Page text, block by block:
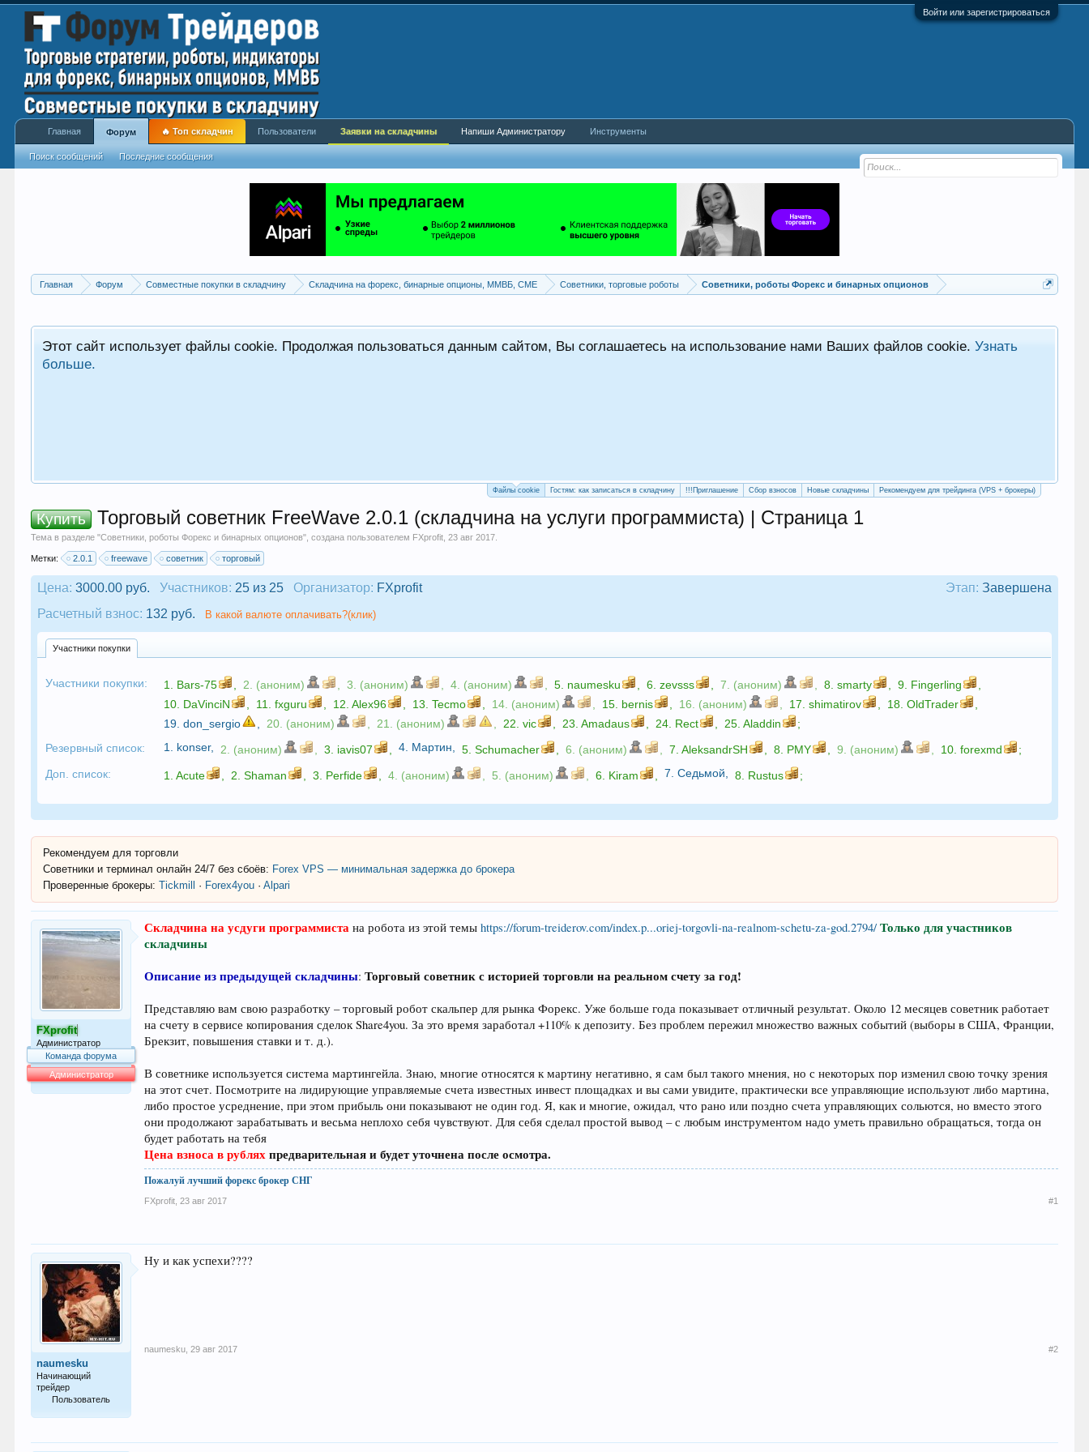
Войти или зарегистрироваться
Главная Форум Совместные покупки в складчину Складчина на форекс, бинарные опционы, ММВБ, CME Советники, торговые роботы Советники, роботы Форекс и бинарных опционов
Этот сайт использует файлы cookie. Продолжая пользоваться данным сайтом, Вы соглашаетесь на использование нами Ваших файлов cookie.Узнать
больше.
Файлы cookie Гостям: как записаться в складчину !!!Приглашение Сбор взносов Новые складчины Рекомендуем для трейдинга (VPS + брокеры)
Купить Торговый советник FreeWave 2.0.1 (складчина на услуги программиста) | Страница 1
Тема в разделе "Советники, роботы Форекс и бинарных опционов", создана пользователем FXprofit ,23 авг 2017
Метки: 2.0.1 freewave советник торговый
Этап: Завершена
Цена: 3000.00 руб. Участников: 25 из 25 Организатор: FXprofit
Расчетный взнос: 132 руб. В какой валюте оплачивать?(клик)
Участники покупки
Участники покупки: 1. Bars-75 2. (аноним) 3. (аноним) 4. (аноним) 5. naumesku 6.zevsss 7. (аноним) 8.smarty 9. Fingerling
10. DaVinciN 11.fxguru 12.Alex96 13.Tecmo 14. (аноним) 15. bernis 16. (аноним) 17.shimatirov 18.OldTrader
19.don_sergio 20. (аноним) 21. (аноним) 22.vic 23.Amadaus 24. Rect 25.Aladdin
;
Резервный список:
1. konser, 2. (аноним) 3. iavis07 4. Мартин 5.Schumacher 6. (аноним) 7.AleksandrSH 8. PMY 9. (аноним) 10.forexmd
;
Доп. список:
1.Acute 2.Shaman 3. Perfide 4. (аноним) 5. (аноним) 6. Kiram 7.Седьмой 8. Rustus ;
Рекомендуем для торговли
Советники и терминал онлайн 24/7 без сбоёв: Forex VPS — минимальная задержка до брокера
Проверенные брокеры: Tickmill · Forex4you ·Alpari
FXprofit
Администратор
Команда форума
Администратор
Складчина на усдуги программиста на робота из этой темыhttps://forum-treiderov.com/index.p...oriej-torgovli-na-realnom-schetu-za-god.2794/ Только для участников
складчины
Описание из предыдущей складчины:Торговый советник с историей торговли на реальном счету за год!
Представляю вам свою разработку – торговый робот скальпер для рынка Форекс. Уже больше года показывает отличный результат. Около 12 месяцев советник работает
на счету в сервисе копирования сделок Share4you. За это время заработал +110% к депозиту. Без проблем пережил множество важных событий (выборы в США, Франции,
Брекзит, повышения ставки и т. д.).
В советнике используется система мартингейла. Знаю, многие относятся к мартину негативно, я сам был такого мнения, но с некоторых пор изменил свою точку зрения
на этот счет. Посмотрите на лидирующие управляемые счета известных инвест площадках и вы сами увидите, практически все управляющие используют либо мартина,
либо простое усреднение, при этом прибыль они показывают не один год. Я, как и многие, ожидал, что рано или поздно счета управляющих сольются, но вместо этого
они продолжают зарабатывать и весьма неплохо себя чувствуют. Для себя сделал простой вывод – с любым инструментом надо уметь правильно обращаться, тогда он
будет работать на тебя
Цена взноса в рубляхпредварительная и будет уточнена после осмотра.
Пожалуй лучший форекс брокер СНГ
FXprofit 23 авг 2017 #1
naumesku
Начинающий
трейдер
Пользователь
Ну и как успехи????
naumesku 29 авг 2017 #2
Главная Форум
Поиск сообщений Последние сообщения
🔥 Топ складчин Пользователи Заявки на складчины Напиши Администратору Инструменты